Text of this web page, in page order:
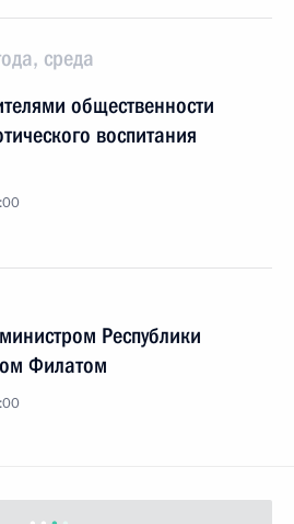
среда
общественности
воспитания
Республики
Филатом